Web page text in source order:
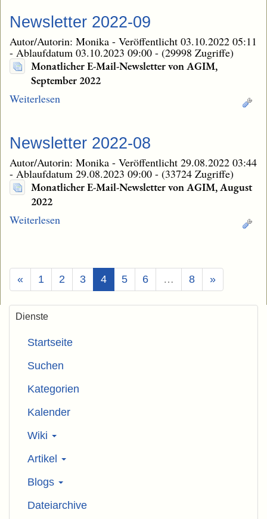
Newsletter 2022-09
Autor/Autorin: Monika - Veröffentlicht 03.10.2022 05:11
- Ablaufdatum 03.10.2023 09:00 - (29998 Zugriffe)
Monatlicher E-Mail-Newsletter von AGIM,
September 2022
Weiterlesen
Newsletter 2022-08
Autor/Autorin: Monika - Veröffentlicht 29.08.2022 03:44
- Ablaufdatum 29.08.2023 09:00 - (33724 Zugriffe)
Monatlicher E-Mail-Newsletter von AGIM, August
2022
Weiterlesen
« 1 2 3 4(Aktuell)
5 6 … 8 »
Dienste
Startseite
Suchen
Kategorien
Kalender
Wiki
Artikel
Blogs
Dateiarchive